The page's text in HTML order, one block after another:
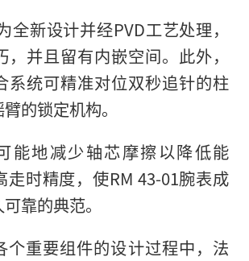
全新设计并经PVD工艺处理，
并且留有内嵌空间。此外，
系统可精准对位双秒追针的柱
的锁定机构。
能地减少轴芯摩擦以降低能
走时精度，使RM 43-01腕表成
靠的典范。
个重要组件的设计过程中，法